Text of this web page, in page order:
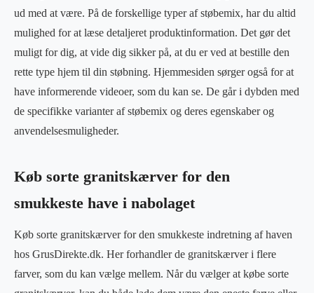
ud med at være. På de forskellige typer af støbemix, har du altid
mulighed for at læse detaljeret produktinformation. Det gør det
muligt for dig, at vide dig sikker på, at du er ved at bestille den
rette type hjem til din støbning. Hjemmesiden sørger også for at
have informerende videoer, som du kan se. De går i dybden med
de specifikke varianter af støbemix og deres egenskaber og
anvendelsesmuligheder.
Køb sorte granitskærver for den
smukkeste have i nabolaget
Køb sorte granitskærver for den smukkeste indretning af haven
hos GrusDirekte.dk. Her forhandler de granitskærver i flere
farver, som du kan vælge mellem. Når du vælger at købe sorte